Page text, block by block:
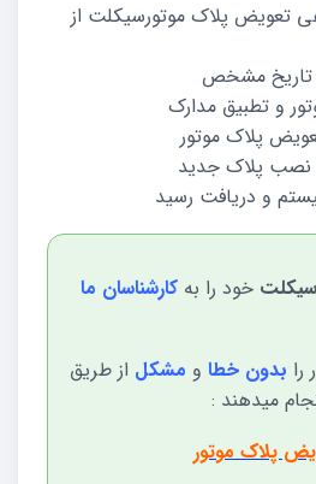
تعویض پلاک موتورسیکلت از
تاریخ مشخص
و تطبیق مدارک
پلاک موتور
نصب پلاک جدید
و دریافت رسید
خود را به کارشناسان ما
بدون خطا و مشکل از طریق
میدهند :
پلاک موتور